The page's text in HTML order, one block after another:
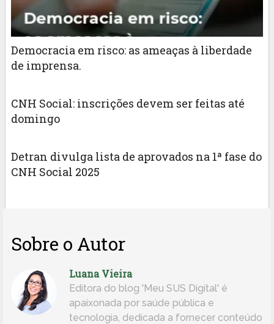
Democracia em risco: as ameaças à liberdade
de imprensa.
CNH Social: inscrições devem ser feitas até
domingo
Detran divulga lista de aprovados na 1ª fase do
CNH Social 2025
Sobre o Autor
Luana Vieira
Editora do blog 'Meu SUS Digital' é
apaixonada por saúde pública e
tecnologia, dedicada a fornecer conteúdo